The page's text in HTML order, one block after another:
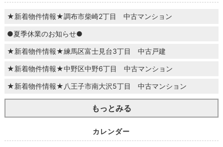
★新着物件情報★調布市柴崎2丁目 中古マンション
●夏季休業のお知らせ●
★新着物件情報★練馬区富士見台3丁目 中古戸建
★新着物件情報★中野区中野6丁目 中古マンション
★新着物件情報★八王子市南大沢5丁目 中古マンション
もっとみる
カレンダー